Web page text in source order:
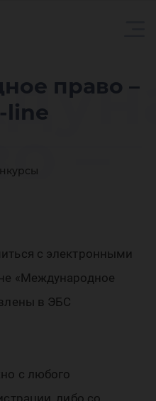
право –
line
–
с электронными
«Международное
в ЭБС
с любого
либо со